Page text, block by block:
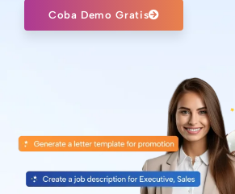
Coba Demo Gratis